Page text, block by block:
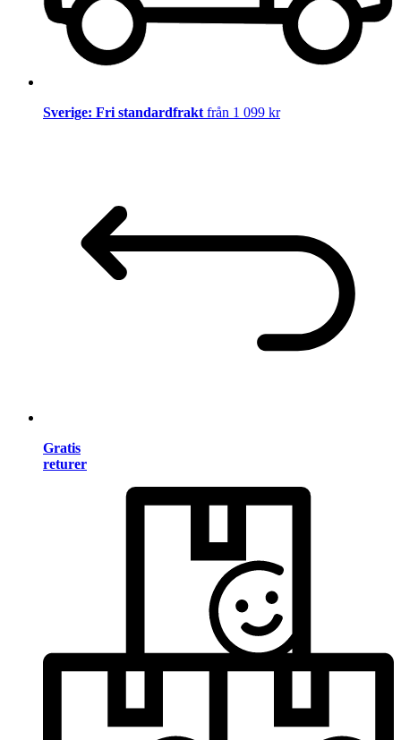
Sverige: Fri standardfrakt från 1 099 kr
Gratis
returer